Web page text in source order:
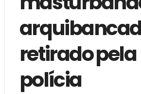
retirado pela
polícia